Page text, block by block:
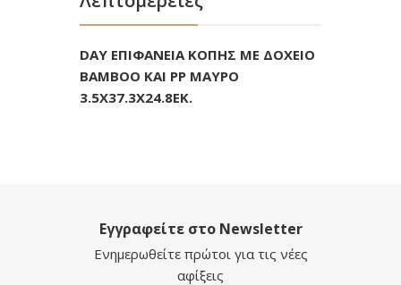
DAY ΕΠΙΦΑΝΕΙΑ ΚΟΠΗΣ ΜΕ ΔΟΧΕΙΟ
BAMBOO ΚΑΙ PP ΜΑΥΡΟ
3.5X37.3X24.8ΕΚ.
Εγγραφείτε στο Newsletter
Ενημερωθείτε πρώτοι για τις νέες
αφίξεις